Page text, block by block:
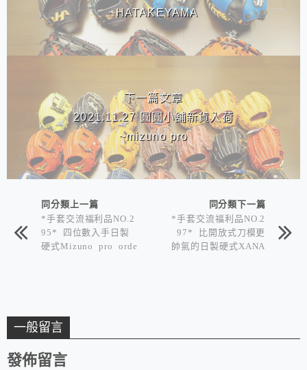
~HATAKEYAMA
下一篇文章
2021.11.27 圓圓小舖新貨入荷
~mizuno pro
同分類上一篇
*手套交流福利品NO.2
95* 四位數入手日製
硬式Mizuno pro orde
同分類下一篇
*手套交流福利品NO.2
97* 比開放式刀模更
帥氣的日製硬式XANA
一般留言
發佈留言